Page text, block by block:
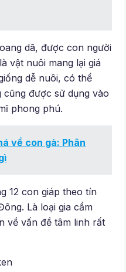
dã, được con người
vật nuôi mang lại giá
dễ nuôi, có thể
được sử dụng vào
phong phú.
về con gà: Phân
12 con giáp theo tín
Là loại gia cầm
về vấn đề tâm linh rất